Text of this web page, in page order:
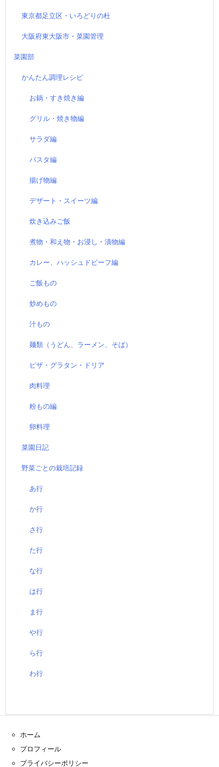
東京都足立区・いろどりの杜
大阪府東大阪市・菜園管理
菜園部
かんたん調理レシピ
お鍋・すき焼き編
グリル・焼き物編
サラダ編
パスタ編
揚げ物編
デザート・スイーツ編
炊き込みご飯
煮物・和え物・お浸し・漬物編
カレー、ハッシュドビーフ編
ご飯もの
炒めもの
汁もの
麺類（うどん、ラーメン、そば）
ピザ・グラタン・ドリア
肉料理
粉もの編
卵料理
菜園日記
野菜ごとの栽培記録
あ行
か行
さ行
た行
な行
は行
ま行
や行
ら行
わ行
ホーム
プロフィール
プライバシーポリシー